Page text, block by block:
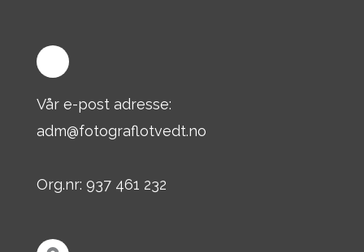
Vår e-post adresse:
adm@fotograflotvedt.no
Org.nr: 937 461 232